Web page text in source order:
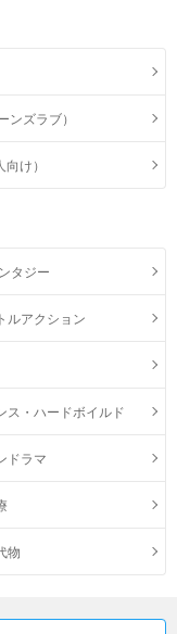
ンズラブ）
け）
タジー
ルアクション
ス・ハードボイルド
ドラマ
物